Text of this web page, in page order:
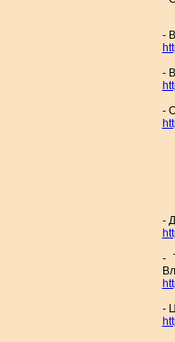
-
-
-
-
-
-